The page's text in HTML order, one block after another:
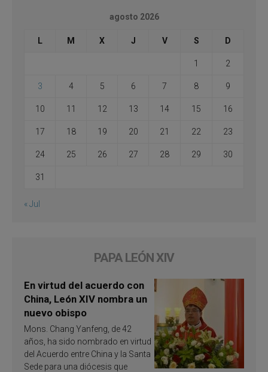
agosto 2026
L M X J V S D
1 2
3 4 5 6 7 8 9
10 11 12 13 14 15 16
17 18 19 20 21 22 23
24 25 26 27 28 29 30
31
« Jul
PAPA LEÓN XIV
En virtud del acuerdo con
China, León XIV nombra un
nuevo obispo
Mons. Chang Yanfeng, de 42
años, ha sido nombrado en virtud
del Acuerdo entre China y la Santa
Sede para una diócesis que